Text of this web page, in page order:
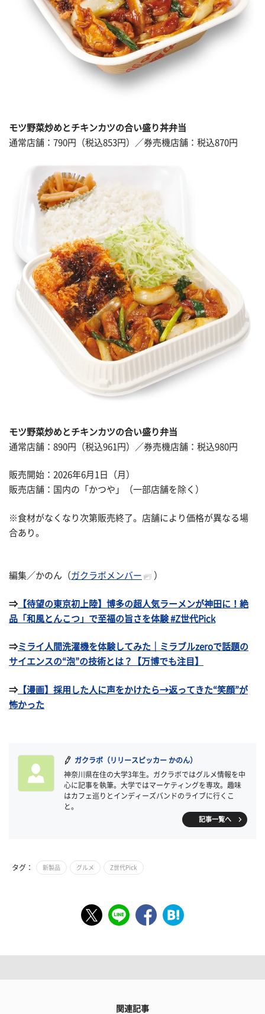
モツ野菜炒めとチキンカツの合い盛り丼弁当
通常店舗：790円（税込853円）／券売機店舗：税込870円
モツ野菜炒めとチキンカツの合い盛り弁当
通常店舗：890円（税込961円）／券売機店舗：税込980円
販売開始：2026年6月1日（月）
販売店舗：国内の「かつや」（一部店舗を除く）
※食材がなくなり次第販売終了。店舗により価格が異なる場
合あり。
編集／かのん（ ガクラボメンバー ）
⇒【待望の東京初上陸】博多の超人気ラーメンが神田に！絶
品「和風とんこつ」で至福の旨さを体験 #Z世代Pick
⇒ミライ人間洗濯機を体験してみた｜ミラブルzeroで話題の
サイエンスの“泡”の技術とは？【万博でも注目】
⇒【漫画】採用した人に声をかけたら→返ってきた“笑顔”が
怖かった
ガクラボ（リリースピッカー かのん）
神奈川県在住の大学3年生。ガクラボではグルメ情報を中
心に記事を執筆。大学ではマーケティングを専攻。趣味
はカフェ巡りとインディーズバンドのライブに行くこ
と。
記事一覧へ
タグ： 新製品 グルメ Z世代Pick
関連記事